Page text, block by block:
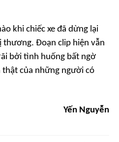
khi chiếc xe đã dừng lại
thương. Đoạn clip hiện vẫn
bởi tình huống bất ngờ
thật của những người có
Yến Nguyễn